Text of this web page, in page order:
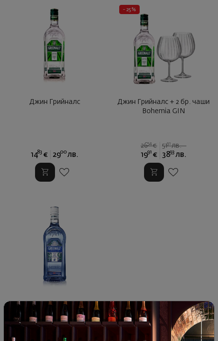
Джин Грийналс
1483 € 2900 лв.
- 25%
Джин Грийналс + 2 бр. чаши
Bohemia GIN
2654 € 5191 лв.
1991 € 3893 лв.
Джин Грийналс Черна
Боровинка 37.5%